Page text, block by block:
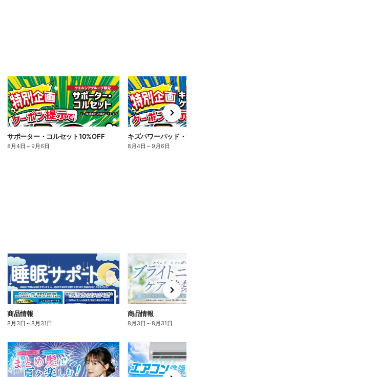
サポーター・コルセット10%OFF
8月4日 ～9月6日
キズパワーパッド・治す力10%OFF
8月4日 ～9月6日
n
e
x
t
商品情報
8月3日 ～8月31日
商品情報
8月3日 ～8月31日
e
x
x
t